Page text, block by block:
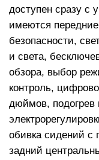
доступен сразу с
имеются
безопасности,
и света,
обзора, выбор
контроль,
дюймов, подогрев
обивка сидений с
задний